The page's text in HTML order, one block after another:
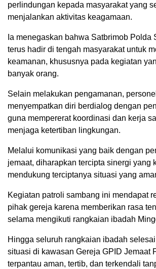
perlindungan kepada masyarakat yang
menjalankan aktivitas keagamaan.
Ia menegaskan bahwa Satbrimob Polda
terus hadir di tengah masyarakat untuk
keamanan, khususnya pada kegiatan
banyak orang.
Selain melakukan pengamanan,
menyempatkan diri berdialog dengan
guna mempererat koordinasi dan kerja
menjaga ketertiban lingkungan.
Melalui komunikasi yang baik dengan
jemaat, diharapkan tercipta sinergi yang
mendukung terciptanya situasi yang
Kegiatan patroli sambang ini mendapat
pihak gereja karena memberikan rasa
selama mengikuti rangkaian ibadah
Hingga seluruh rangkaian ibadah
situasi di kawasan Gereja GPID Jemaat
terpantau aman, tertib, dan terkendali